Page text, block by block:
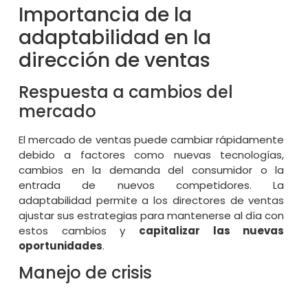
Importancia de la
adaptabilidad en la
dirección de ventas
Respuesta a cambios del
mercado
El mercado de ventas puede cambiar rápidamente
debido a factores como nuevas tecnologías,
cambios en la demanda del consumidor o la
entrada de nuevos competidores. La
adaptabilidad permite a los directores de ventas
ajustar sus estrategias para mantenerse al día con
estos cambios y capitalizar las nuevas
oportunidades.
Manejo de crisis